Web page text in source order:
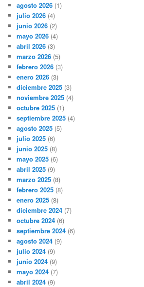
agosto 2026 (1)
julio 2026 (4)
junio 2026 (2)
mayo 2026 (4)
abril 2026 (3)
marzo 2026 (5)
febrero 2026 (3)
enero 2026 (3)
diciembre 2025 (3)
noviembre 2025 (4)
octubre 2025 (1)
septiembre 2025 (4)
agosto 2025 (5)
julio 2025 (6)
junio 2025 (8)
mayo 2025 (6)
abril 2025 (9)
marzo 2025 (8)
febrero 2025 (8)
enero 2025 (8)
diciembre 2024 (7)
octubre 2024 (6)
septiembre 2024 (6)
agosto 2024 (9)
julio 2024 (9)
junio 2024 (9)
mayo 2024 (7)
abril 2024 (9)